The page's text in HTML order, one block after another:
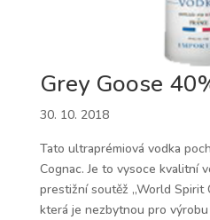
Grey Goose
30. 10. 2018
Tato ultraprémiová vodka
Cognac. Je to vysoce kvalitní
prestižní soutěž „World Spirit
která je nezbytnou pro